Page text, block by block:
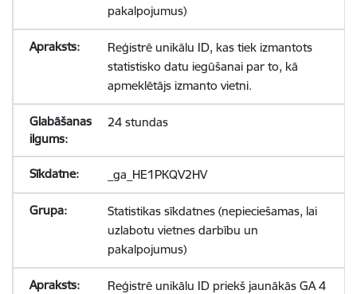
pakalpojumus)
Reģistrē unikālu ID, kas tiek izmantots
statistisko datu iegūšanai par to, kā
apmeklētājs izmanto vietni.
24 stundas
_ga_HE1PKQV2HV
Statistikas sīkdatnes (nepieciešamas, lai
uzlabotu vietnes darbību un
pakalpojumus)
Reģistrē unikālu ID priekš jaunākās GA 4